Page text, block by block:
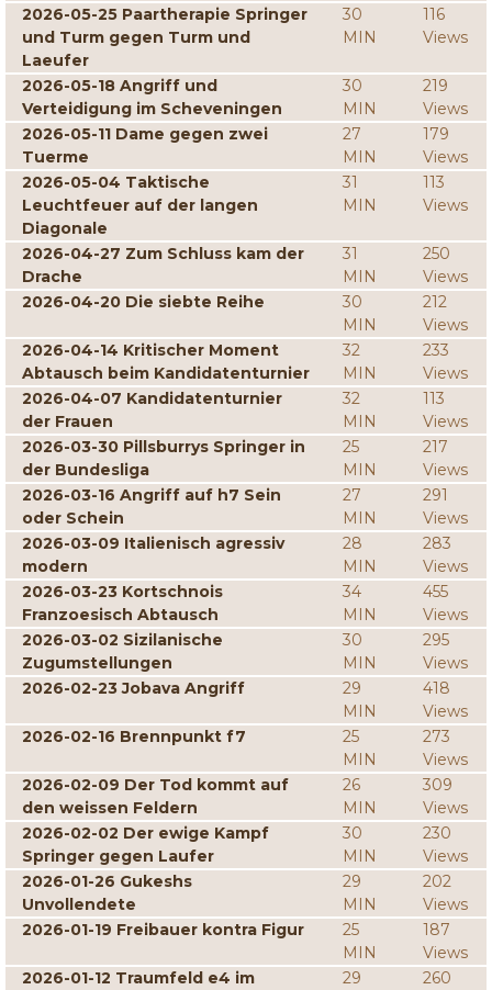
2026-05-25 Paartherapie Springer
und Turm gegen Turm und
Laeufer
30
MIN
116
Views
2026-05-18 Angriff und
Verteidigung im Scheveningen
30
MIN
219
Views
2026-05-11 Dame gegen zwei
Tuerme
27
MIN
179
Views
2026-05-04 Taktische
Leuchtfeuer auf der langen
Diagonale
31
MIN
113
Views
2026-04-27 Zum Schluss kam der
Drache
31
MIN
250
Views
2026-04-20 Die siebte Reihe
30
MIN
212
Views
2026-04-14 Kritischer Moment
Abtausch beim Kandidatenturnier
32
MIN
233
Views
2026-04-07 Kandidatenturnier
der Frauen
32
MIN
113
Views
2026-03-30 Pillsburrys Springer in
der Bundesliga
25
MIN
217
Views
2026-03-16 Angriff auf h7 Sein
oder Schein
27
MIN
291
Views
2026-03-09 Italienisch agressiv
modern
28
MIN
283
Views
2026-03-23 Kortschnois
Franzoesisch Abtausch
34
MIN
455
Views
2026-03-02 Sizilanische
Zugumstellungen
30
MIN
295
Views
2026-02-23 Jobava Angriff
29
MIN
418
Views
2026-02-16 Brennpunkt f7
25
MIN
273
Views
2026-02-09 Der Tod kommt auf
den weissen Feldern
26
MIN
309
Views
2026-02-02 Der ewige Kampf
Springer gegen Laufer
30
MIN
230
Views
2026-01-26 Gukeshs
Unvollendete
29
MIN
202
Views
2026-01-19 Freibauer kontra Figur
25
MIN
187
Views
2026-01-12 Traumfeld e4 im
29
260